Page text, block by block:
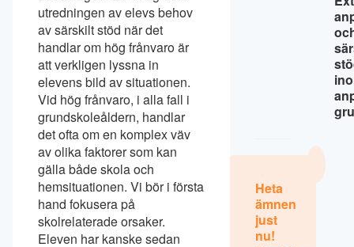
utredningen av elevs behov
av särskilt stöd när det
handlar om hög frånvaro är
att verkligen lyssna in
elevens bild av situationen.
Vid hög frånvaro, i alla fall i
grundskoleåldern, handlar
det ofta om en komplex väv
av olika faktorer som kan
gälla både skola och
hemsituationen. Vi bör i första
hand fokusera på
skolrelaterade orsaker.
Eleven har kanske sedan
Heta
ämnen
just
nu!